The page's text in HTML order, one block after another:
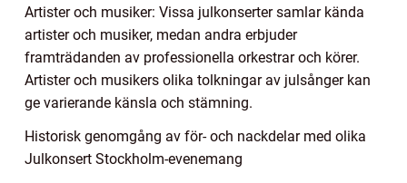
Artister och musiker: Vissa julkonserter samlar kända
artister och musiker, medan andra erbjuder
framträdanden av professionella orkestrar och körer.
Artister och musikers olika tolkningar av julsånger kan
ge varierande känsla och stämning.
Historisk genomgång av för- och nackdelar med olika
Julkonsert Stockholm-evenemang